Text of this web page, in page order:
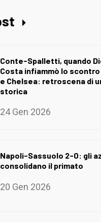
Conte-Spalletti, quando
Costa infiammò lo
e Chelsea: retroscena di
storica
24 Gen 2026
Napoli-Sassuolo 2-0: gli
consolidano il primato
20 Gen 2026